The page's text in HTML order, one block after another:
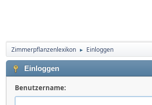
Zimmerpflanzenlexikon ► Einloggen
Einloggen
Benutzername: